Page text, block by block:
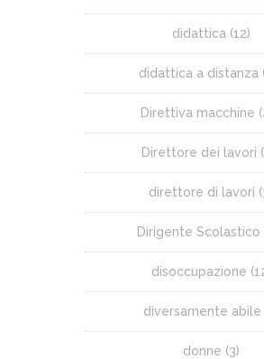
didattica (12)
didattica a distanza
Direttiva macchine
Direttore dei lavori
direttore di lavori
Dirigente Scolastico
disoccupazione
diversamente abile
donne (3)